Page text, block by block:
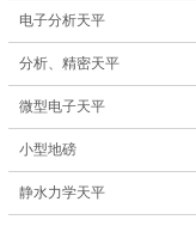
电子分析天平
分析、精密天平
微型电子天平
小型地磅
静水力学天平